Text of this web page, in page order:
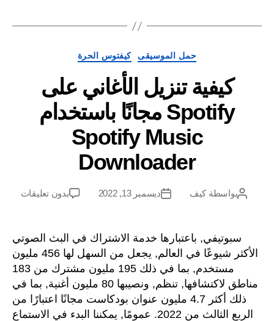
فئاتحمل الموسيقى كيفتوس الحرة
كيفية تنزيل الأغاني على
Spotify مجانًا باستخدام
Spotify Music
Downloader
مؤلف
بواسطةكيف
تاريخديسمبر 13, 2022 بدون تعليقاتعلى
الأغاني
على
Spotify
مجانًا
باستخدام
Spotify
Music
سبوتيفي, باعتبارها خدمة الاشتراك في البث الصوتي
الأكثر شيوعًا في العالم, يجعل من السهل لها 456 مليون
مستخدم, بما في ذلك 195 مليون مشترك من 183
مناطق لاكتشافها, تنظم, ونصيبها 80 مليون أغنية, بما في
ذلك أكثر 4.7 مليون عنوان بودكاست مجانًا اعتبارًا من
الربع الثالث من 2022. عمومًا, يمكننا البدء في الاستماع